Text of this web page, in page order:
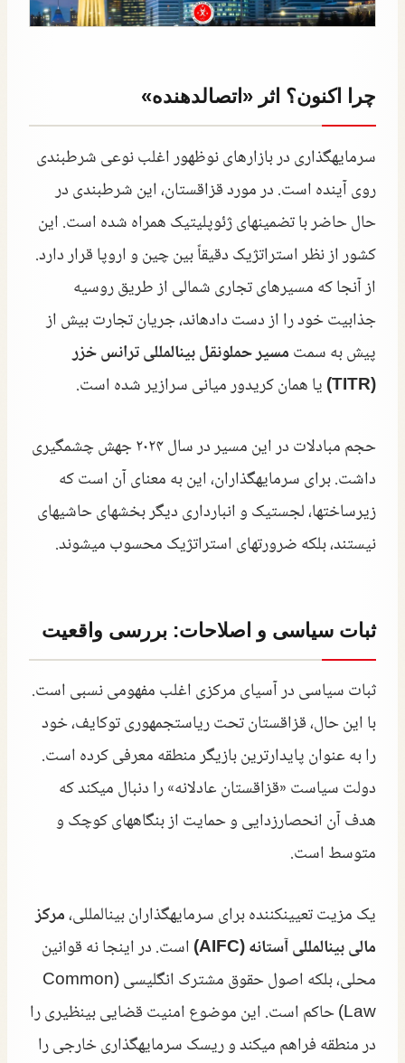
چرا اکنون؟ اثر «اتصالدهنده»
سرمایهگذاری در بازارهای نوظهور اغلب نوعی شرطبندی
روی آینده است. در مورد قزاقستان، این شرطبندی در
حال حاضر با تضمینهای ژئوپلیتیک همراه شده است. این
کشور از نظر استراتژیک دقیقاً بین چین و اروپا قرار دارد.
از آنجا که مسیرهای تجاری شمالی از طریق روسیه
جذابیت خود را از دست دادهاند، جریان تجارت بیش از
پیش به سمتمسیر حملونقل بینالمللی ترانس خزر
(TITR)
یا همان کریدور میانی سرازیر شده است.
حجم مبادلات در این مسیر در سال ۲۰۲۴ جهش چشمگیری
داشت. برای سرمایهگذاران، این به معنای آن است که
زیرساختها، لجستیک و انبارداری دیگر بخشهای حاشیهای
نیستند، بلکه ضرورتهای استراتژیک محسوب میشوند.
ثبات سیاسی و اصلاحات: بررسی واقعیت
ثبات سیاسی در آسیای مرکزی اغلب مفهومی نسبی است.
با این حال، قزاقستان تحت ریاستجمهوری توکایف، خود
را به عنوان پایدارترین بازیگر منطقه معرفی کرده است.
دولت سیاست «قزاقستان عادلانه» را دنبال میکند که
هدف آن انحصارزدایی و حمایت از بنگاههای کوچک و
متوسط است.
یک مزیت تعیینکننده برای سرمایهگذاران بینالمللی،مرکز
مالی بینالمللی آستانه (AIFC)
است. در اینجا نه قوانین
محلی، بلکه اصول حقوق مشترک انگلیسی (Common
Law) حاکم است. این موضوع امنیت قضایی بینظیری را
در منطقه فراهم میکند و ریسک سرمایهگذاری خارجی را